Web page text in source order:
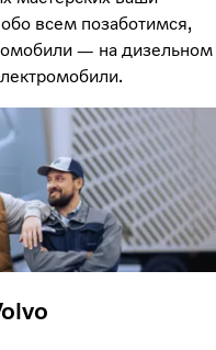
всем позаботимся,
— на дизельном